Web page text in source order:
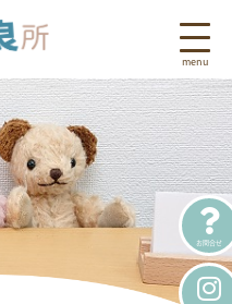
お問合せ